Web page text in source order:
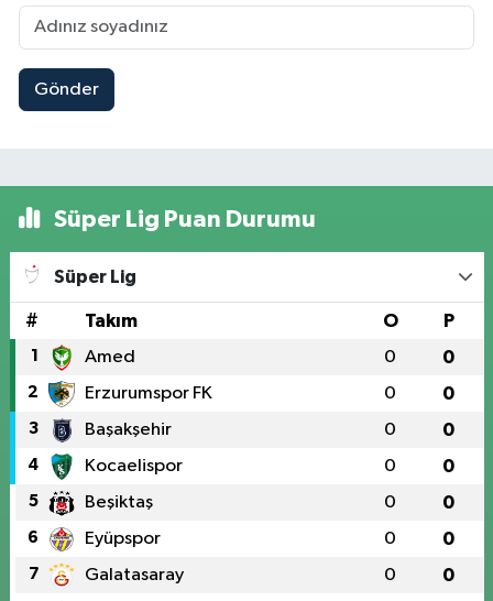
Gönder
Süper Lig Puan Durumu
Süper Lig
# Takım O P
1 Amed 0 0
2 Erzurumspor FK 0 0
3 Başakşehir 0 0
4 Kocaelispor 0 0
5 Beşiktaş 0 0
6 Eyüpspor 0 0
7 Galatasaray 0 0